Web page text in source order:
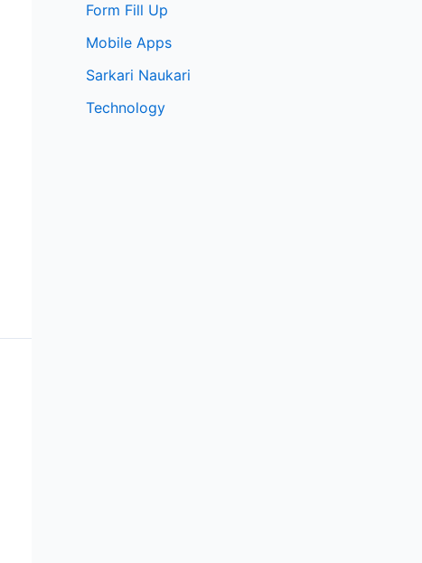
Form Fill Up
Mobile Apps
Sarkari Naukari
Technology